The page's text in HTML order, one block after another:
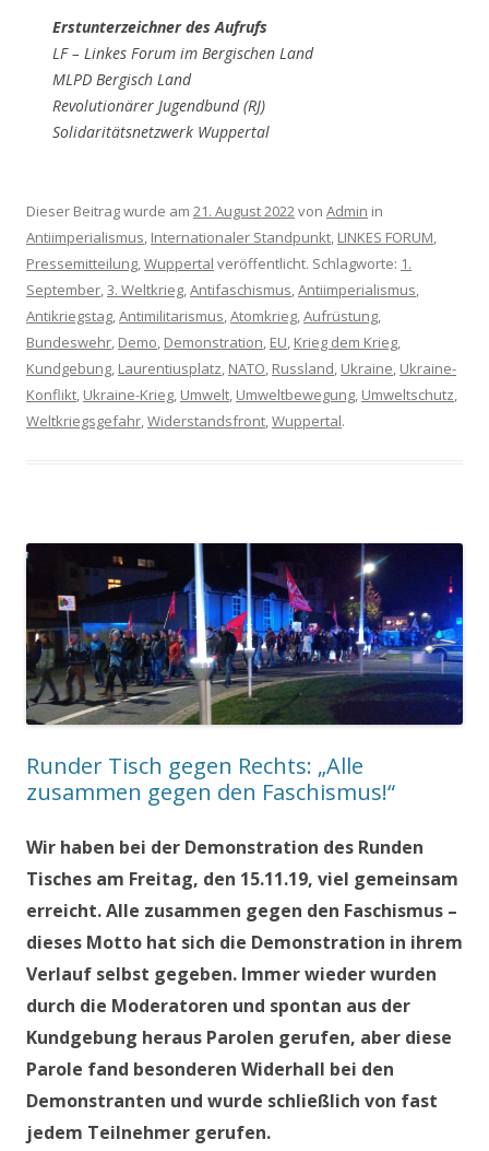
Erstunterzeichner des Aufrufs
LF – Linkes Forum im Bergischen Land
MLPD Bergisch Land
Revolutionärer Jugendbund (RJ)
Solidaritätsnetzwerk Wuppertal
Dieser Beitrag wurde am 21. August 2022von Admin in
Antiimperialismus, Internationaler Standpunkt, LINKES FORUM,
Pressemitteilung,Wuppertal veröffentlicht. Schlagworte: 1.
September,3. Weltkrieg,Antifaschismus,Antiimperialismus,
Antikriegstag,Antimilitarismus,Atomkrieg,Aufrüstung,
Bundeswehr, Demo, Demonstration, EU, Krieg dem Krieg,
Kundgebung, Laurentiusplatz, NATO, Russland, Ukraine, Ukraine-
Konflikt, Ukraine-Krieg, Umwelt, Umweltbewegung, Umweltschutz,
Weltkriegsgefahr,Widerstandsfront,Wuppertal.
Runder Tisch gegen Rechts: „Alle
zusammen gegen den Faschismus!“
Wir haben bei der Demonstration des Runden
Tisches am Freitag, den 15.11.19, viel gemeinsam
erreicht. Alle zusammen gegen den Faschismus –
dieses Motto hat sich die Demonstration in ihrem
Verlauf selbst gegeben. Immer wieder wurden
durch die Moderatoren und spontan aus der
Kundgebung heraus Parolen gerufen, aber diese
Parole fand besonderen Widerhall bei den
Demonstranten und wurde schließlich von fast
jedem Teilnehmer gerufen.